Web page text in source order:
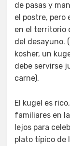
de pasas y
el postre, pero
en el territorio
del desayuno.
kosher, un
debe servirse
carne).
El kugel es
familiares en
lejos para
plato típico de